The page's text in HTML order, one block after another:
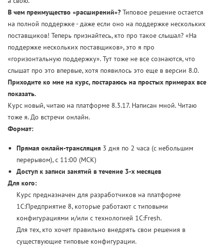
В чем преимущество «расширений»? Типовое решение остается
на полной поддержке - даже если оно на поддержке нескольких
поставщиков! Теперь признайтесь, кто про такое слышал? «На
поддержке нескольких поставщиков», это я про
«горизонтальную поддержку». Тут тоже не все сознаются, что
слышат про это впервые, хотя появилось это еще в версии 8.0.
Приходите ко мне на курс, постараюсь на простых примерах все
показать.
Курс новый, читаю на платформе 8.3.17. Написан мной. Читаю
тоже я. До встречи онлайн.
Формат:
Прямая онлайн-трансляция 3 дня по 2 часа (с небольшим
перерывом), с 11:00 (МСК)
Доступ к записи занятий в течение 3-х месяцев
Для кого:
Курс предназначен для разработчиков на платформе
1С:Предприятие 8, которые работают с типовыми
конфигурациями и/или с технологией 1C:Fresh.
Для тех, кто хочет правильно внедрять свои решения в
существующие типовые конфигурации.